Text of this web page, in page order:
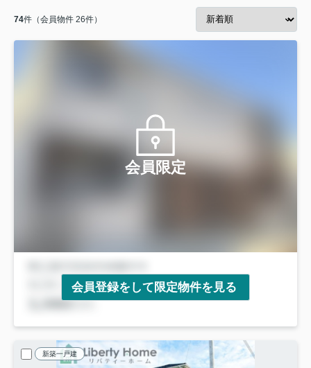
74件（会員物件 26件）
会員限定
会員登録をして限定物件を見る
新築一戸建